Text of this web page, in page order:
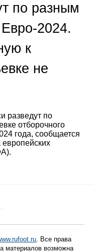
по разным
2024.
к
не
разведут по
отборочного
года, сообщается
. Все права
материалов возможна